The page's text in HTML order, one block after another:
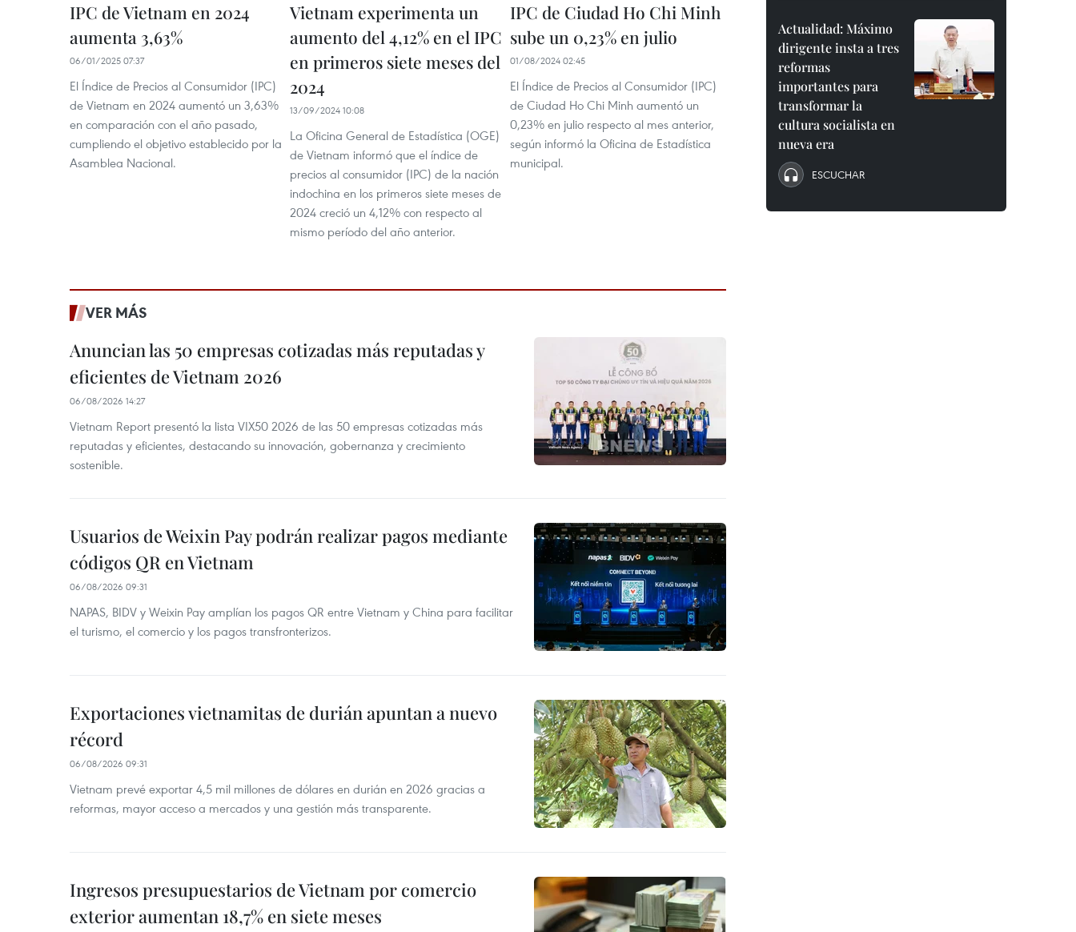
IPC de Vietnam en 2024
aumenta 3,63%
06/01/2025 07:37
El Índice de Precios al Consumidor (IPC)
de Vietnam en 2024 aumentó un 3,63%
en comparación con el año pasado,
cumpliendo el objetivo establecido por la
Asamblea Nacional.
Vietnam experimenta un
aumento del 4,12% en el IPC
en primeros siete meses del
2024
13/09/2024 10:08
La Oficina General de Estadística (OGE)
de Vietnam informó que el índice de
precios al consumidor (IPC) de la nación
indochina en los primeros siete meses de
2024 creció un 4,12% con respecto al
mismo período del año anterior.
IPC de Ciudad Ho Chi Minh
sube un 0,23% en julio
01/08/2024 02:45
El Índice de Precios al Consumidor (IPC)
de Ciudad Ho Chi Minh aumentó un
0,23% en julio respecto al mes anterior,
según informó la Oficina de Estadística
municipal.
VER MÁS
Anuncian las 50 empresas cotizadas más reputadas y
eficientes de Vietnam 2026
06/08/2026 14:27
Vietnam Report presentó la lista VIX50 2026 de las 50 empresas cotizadas más
reputadas y eficientes, destacando su innovación, gobernanza y crecimiento
sostenible.
Usuarios de Weixin Pay podrán realizar pagos mediante
códigos QR en Vietnam
06/08/2026 09:31
NAPAS, BIDV y Weixin Pay amplían los pagos QR entre Vietnam y China para facilitar
el turismo, el comercio y los pagos transfronterizos.
Exportaciones vietnamitas de durián apuntan a nuevo
récord
06/08/2026 09:31
Vietnam prevé exportar 4,5 mil millones de dólares en durián en 2026 gracias a
reformas, mayor acceso a mercados y una gestión más transparente.
Ingresos presupuestarios de Vietnam por comercio
exterior aumentan 18,7% en siete meses
Actualidad: Máximo
dirigente insta a tres
reformas
importantes para
transformar la
cultura socialista en
nueva era
ESCUCHAR